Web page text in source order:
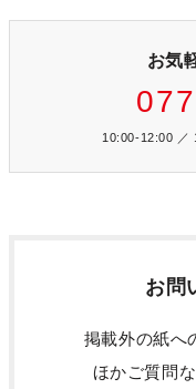
お気
10:00-12:00 ／
お問
掲載外の紙へ
ほかご質問